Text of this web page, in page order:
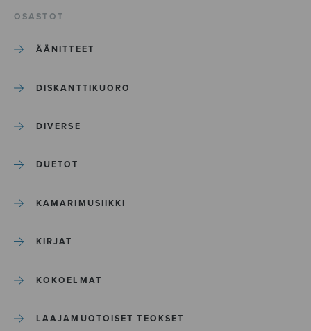
OSASTOT
ÄÄNITTEET
DISKANTTIKUORO
DIVERSE
DUETOT
KAMARIMUSIIKKI
KIRJAT
KOKOELMAT
LAAJAMUOTOISET TEOKSET